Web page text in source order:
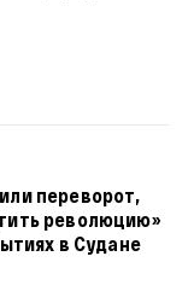
переворот,
революцию»
в Судане